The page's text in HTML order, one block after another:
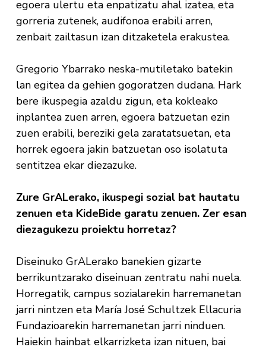
egoera ulertu eta enpatizatu ahal izatea, eta
gorreria zutenek, audifonoa erabili arren,
zenbait zailtasun izan ditzaketela erakustea.
Gregorio Ybarrako neska-mutiletako batekin
lan egitea da gehien gogoratzen dudana. Hark
bere ikuspegia azaldu zigun, eta kokleako
inplantea zuen arren, egoera batzuetan ezin
zuen erabili, bereziki gela zaratatsuetan, eta
horrek egoera jakin batzuetan oso isolatuta
sentitzea ekar diezazuke.
Zure GrALerako, ikuspegi sozial bat hautatu
zenuen eta KideBide garatu zenuen. Zer esan
diezagukezu proiektu horretaz?
Diseinuko GrALerako banekien gizarte
berrikuntzarako diseinuan zentratu nahi nuela.
Horregatik, campus sozialarekin harremanetan
jarri nintzen eta María José Schultzek Ellacuria
Fundazioarekin harremanetan jarri ninduen.
Haiekin hainbat elkarrizketa izan nituen, bai